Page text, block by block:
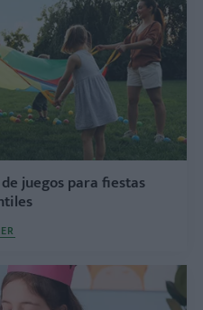
juegos para fiestas